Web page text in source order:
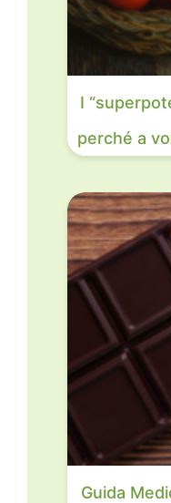
I
perché a
Guida